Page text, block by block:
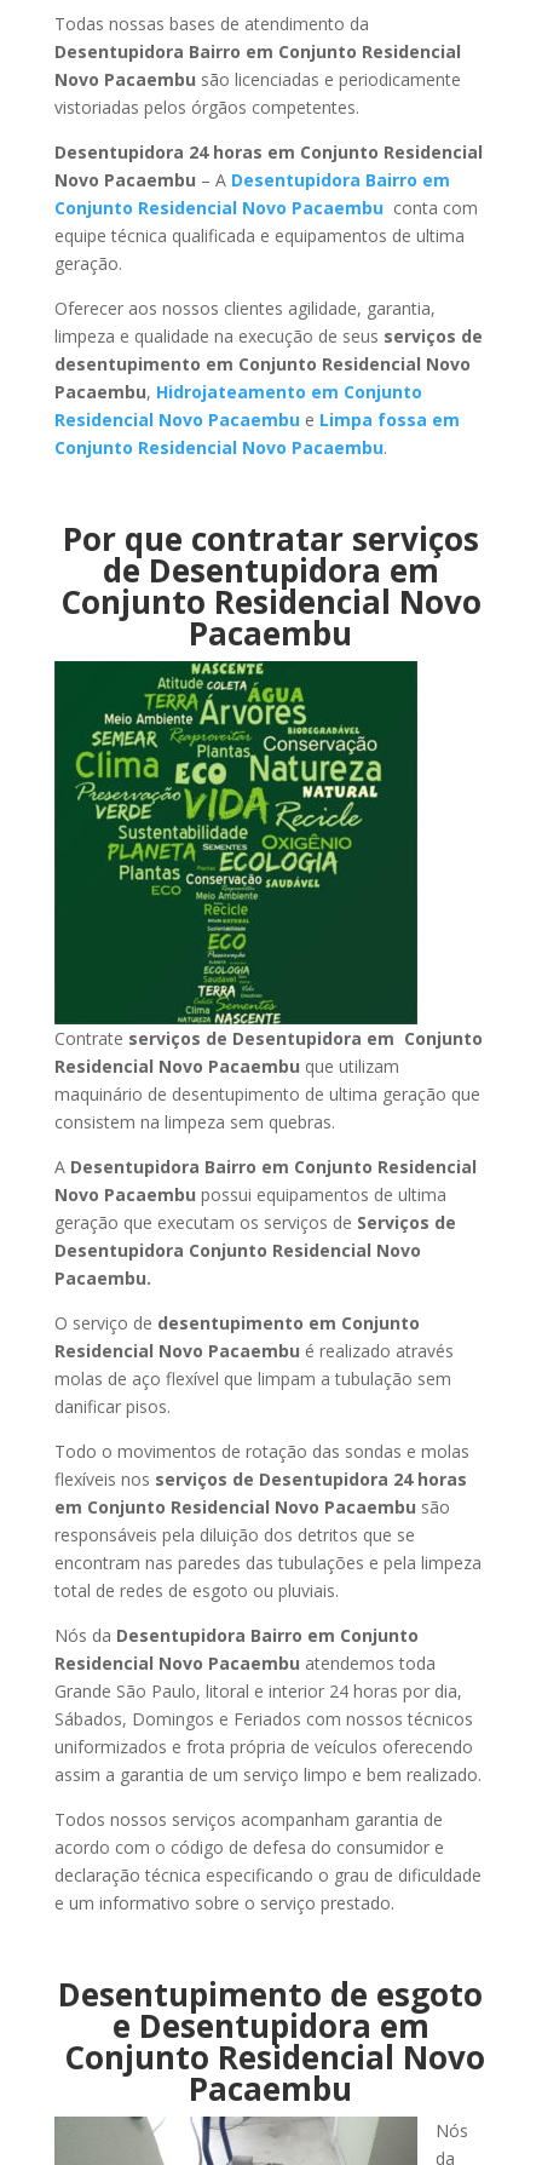
Todas nossas bases de atendimento da
Desentupidora Bairro em Conjunto Residencial
Novo Pacaembu são licenciadas e periodicamente
vistoriadas pelos órgãos competentes.
Desentupidora 24 horas em Conjunto Residencial
Novo Pacaembu – A Desentupidora Bairro em
Conjunto Residencial Novo Pacaembu conta com
equipe técnica qualificada e equipamentos de ultima
geração.
Oferecer aos nossos clientes agilidade, garantia,
limpeza e qualidade na execução de seus serviços de
desentupimento em Conjunto Residencial Novo
Pacaembu, Hidrojateamento em Conjunto
Residencial Novo Pacaembue Limpa fossa em
Conjunto Residencial Novo Pacaembu.
Por que contratar serviços
de Desentupidora em
Conjunto Residencial Novo
Pacaembu
Contrate serviços de Desentupidora em Conjunto
Residencial Novo Pacaembu que utilizam
maquinário de desentupimento de ultima geração que
consistem na limpeza sem quebras.
A Desentupidora Bairro em Conjunto Residencial
Novo Pacaembu possui equipamentos de ultima
geração que executam os serviços de Serviços de
Desentupidora Conjunto Residencial Novo
Pacaembu.
O serviço de desentupimento em Conjunto
Residencial Novo Pacaembu é realizado através
molas de aço flexível que limpam a tubulação sem
danificar pisos.
Todo o movimentos de rotação das sondas e molas
flexíveis nos serviços de Desentupidora 24 horas
em Conjunto Residencial Novo Pacaembu são
responsáveis pela diluição dos detritos que se
encontram nas paredes das tubulações e pela limpeza
total de redes de esgoto ou pluviais.
Nós da Desentupidora Bairro em Conjunto
Residencial Novo Pacaembu atendemos toda
Grande São Paulo, litoral e interior 24 horas por dia,
Sábados, Domingos e Feriados com nossos técnicos
uniformizados e frota própria de veículos oferecendo
assim a garantia de um serviço limpo e bem realizado.
Todos nossos serviços acompanham garantia de
acordo com o código de defesa do consumidor e
declaração técnica especificando o grau de dificuldade
e um informativo sobre o serviço prestado.
Desentupimento de esgoto
e Desentupidora em
Conjunto Residencial Novo
Pacaembu
Nós
da